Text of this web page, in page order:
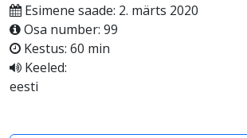
Esimene saade: 2. märts 2020
Osa number: 99
Kestus: 60 min
Keeled:
eesti